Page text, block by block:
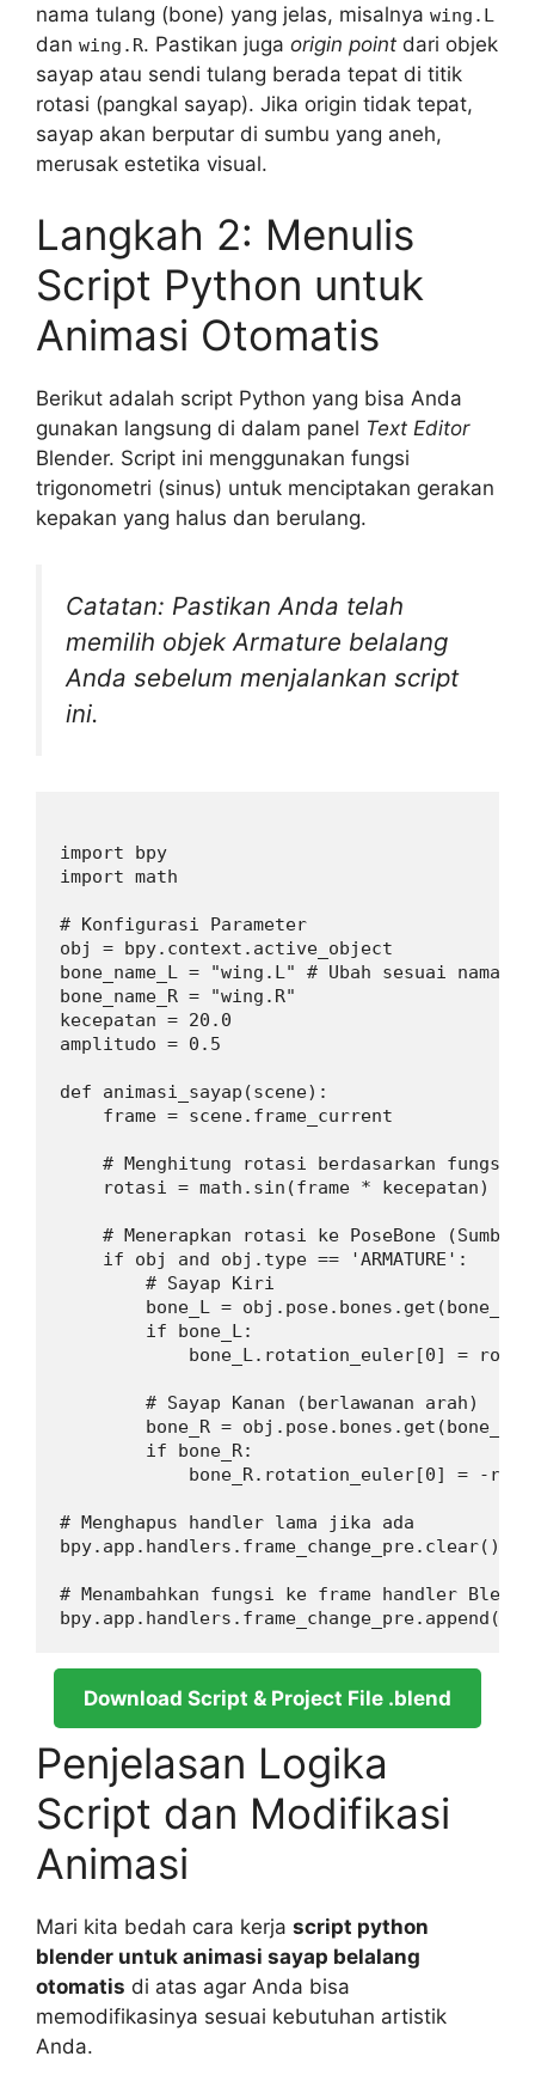
nama tulang (bone) yang jelas, misalnya wing.L
dan wing.R. Pastikan juga origin point dari objek
sayap atau sendi tulang berada tepat di titik
rotasi (pangkal sayap). Jika origin tidak tepat,
sayap akan berputar di sumbu yang aneh,
merusak estetika visual.
Langkah 2: Menulis
Script Python untuk
Animasi Otomatis
Berikut adalah script Python yang bisa Anda
gunakan langsung di dalam panel Text Editor
Blender. Script ini menggunakan fungsi
trigonometri (sinus) untuk menciptakan gerakan
kepakan yang halus dan berulang.
Catatan: Pastikan Anda telah
memilih objek Armature belalang
Anda sebelum menjalankan script
ini.
import bpy
import math
# Konfigurasi Parameter
obj = bpy.context.active_object
bone_name_L = "wing.L" # Ubah sesuai nama
bone_name_R = "wing.R"
kecepatan = 20.0
amplitudo = 0.5
def animasi_sayap(scene):
    frame = scene.frame_current
# Menghitung rotasi berdasarkan fungsi
rotasi = math.sin(frame * kecepatan) *
# Menerapkan rotasi ke PoseBone (Sumbu
    if obj and obj.type == 'ARMATURE':
        # Sayap Kiri
bone_L =
        if bone_L:
bone_L.rotation_euler[0] =
        # Sayap Kanan (berlawanan arah)
bone_R =
        if bone_R:
bone_R.rotation_euler[0] = -
# Menghapus handler lama jika ada
bpy.app.handlers.frame_change_pre.clear()
# Menambahkan fungsi ke frame handler
Download Script & Project File .blend
Penjelasan Logika
Script dan Modifikasi
Animasi
Mari kita bedah cara kerja script python
blender untuk animasi sayap belalang
otomatis di atas agar Anda bisa
memodifikasinya sesuai kebutuhan artistik
Anda.